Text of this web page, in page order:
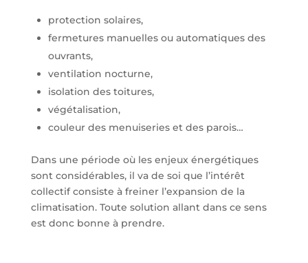
protection solaires,
fermetures manuelles ou automatiques des
ouvrants,
ventilation nocturne,
isolation des toitures,
végétalisation,
couleur des menuiseries et des parois…
Dans une période où les enjeux énergétiques
sont considérables, il va de soi que l’intérêt
collectif consiste à freiner l’expansion de la
climatisation. Toute solution allant dans ce sens
est donc bonne à prendre.